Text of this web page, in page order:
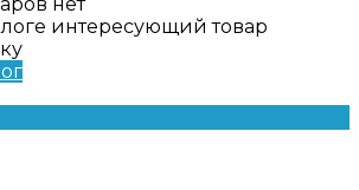
интересующий товар